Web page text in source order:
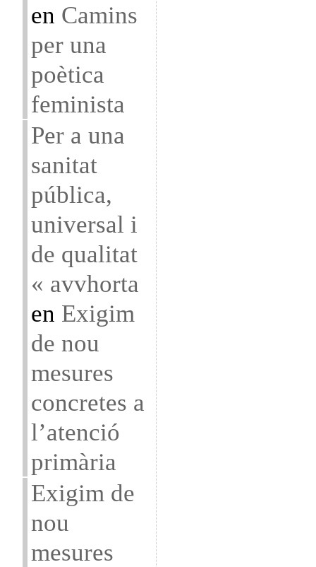
en Camins
per una
poètica
feminista
Per a una
sanitat
pública,
universal i
de qualitat
« avvhorta
en Exigim
de nou
mesures
concretes a
l’atenció
primària
Exigim de
nou
mesures